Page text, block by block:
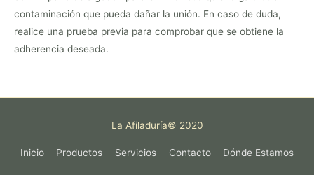
contaminación que pueda dañar la unión. En caso de duda,
realice una prueba previa para comprobar que se obtiene la
adherencia deseada.
La Afiladuría© 2020
Inicio Productos Servicios Contacto Dónde Estamos